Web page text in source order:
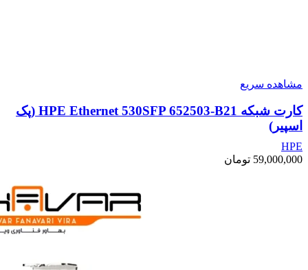
مشاهده سریع
کارت شبکه HPE Ethernet 530SFP 652503-B21 (پک
اسپیر)
HPE
59,000,000 تومان